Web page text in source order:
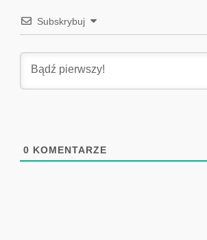
Subskrybuj
0 KOMENTARZE